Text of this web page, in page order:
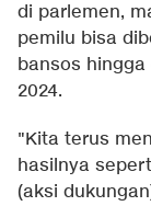
di parlemen,
pemilu bisa
bansos
2024.
"Kita terus
hasilnya
(aksi